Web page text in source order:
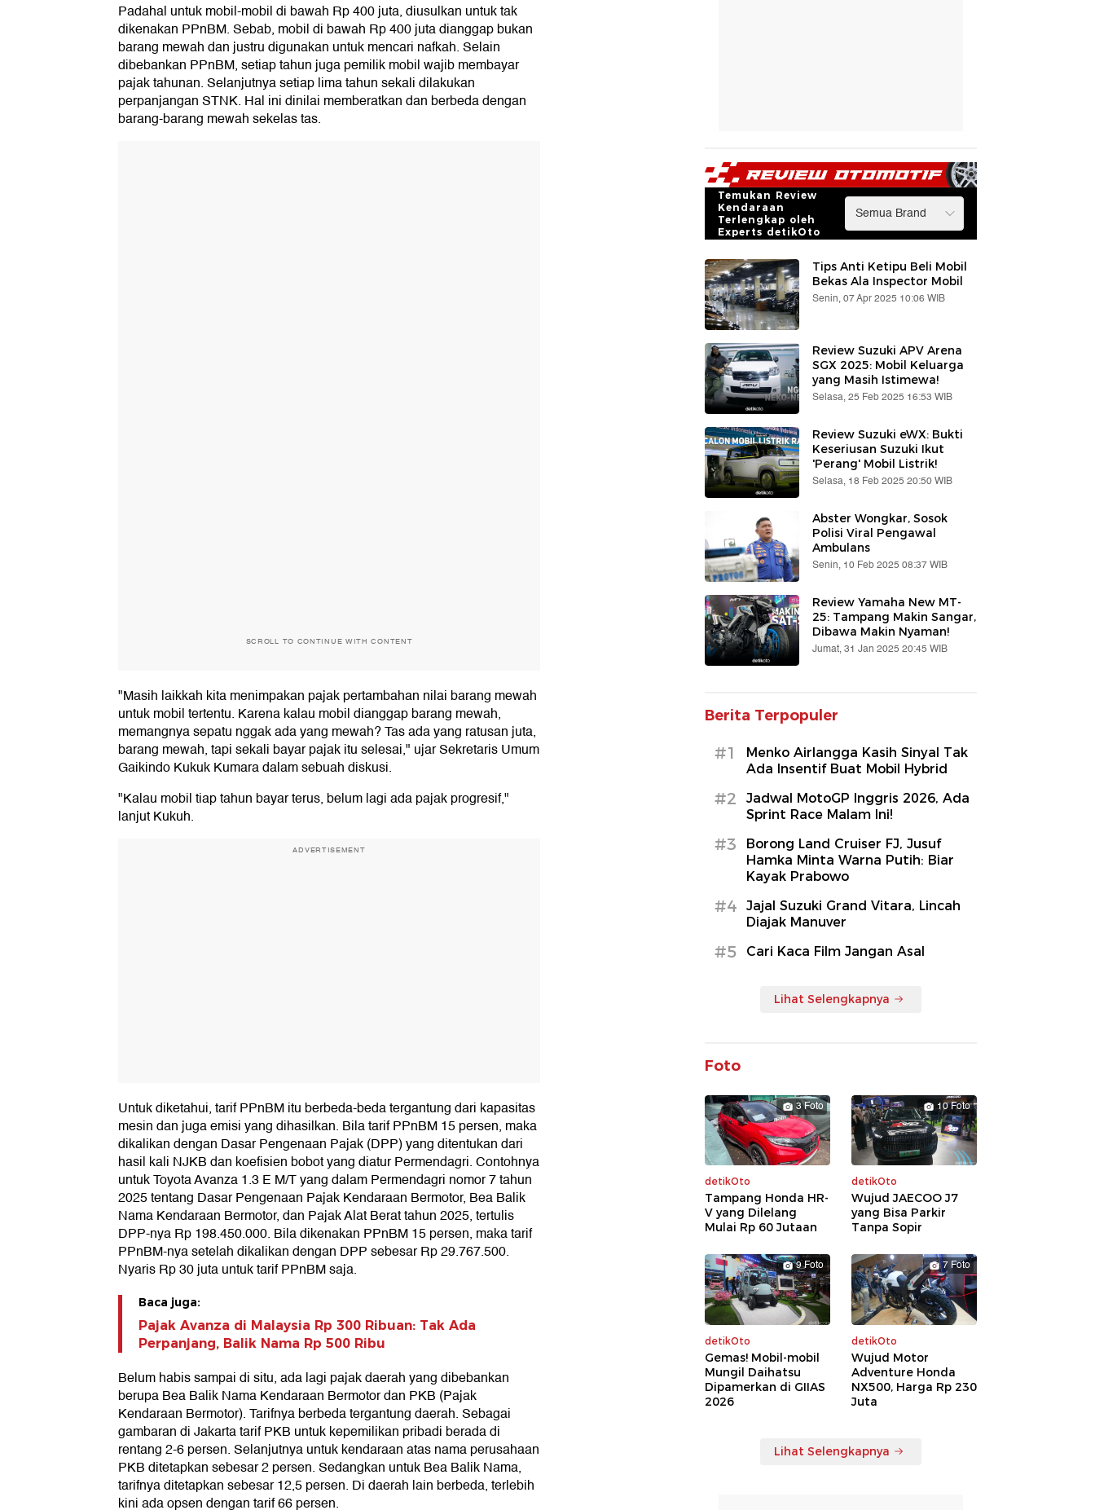
Padahal untuk mobil-mobil di bawah Rp 400 juta, diusulkan untuk tak
dikenakan PPnBM. Sebab, mobil di bawah Rp 400 juta dianggap bukan
barang mewah dan justru digunakan untuk mencari nafkah. Selain
dibebankan PPnBM, setiap tahun juga pemilik mobil wajib membayar
pajak tahunan. Selanjutnya setiap lima tahun sekali dilakukan
perpanjangan STNK. Hal ini dinilai memberatkan dan berbeda dengan
barang-barang mewah sekelas tas.
SCROLL TO CONTINUE WITH CONTENT
"Masih laikkah kita menimpakan pajak pertambahan nilai barang mewah
untuk mobil tertentu. Karena kalau mobil dianggap barang mewah,
memangnya sepatu nggak ada yang mewah? Tas ada yang ratusan juta,
barang mewah, tapi sekali bayar pajak itu selesai," ujar Sekretaris Umum
Gaikindo Kukuk Kumara dalam sebuah diskusi.
"Kalau mobil tiap tahun bayar terus, belum lagi ada pajak progresif,"
lanjut Kukuh.
ADVERTISEMENT
Untuk diketahui, tarif PPnBM itu berbeda-beda tergantung dari kapasitas
mesin dan juga emisi yang dihasilkan. Bila tarif PPnBM 15 persen, maka
dikalikan dengan Dasar Pengenaan Pajak (DPP) yang ditentukan dari
hasil kali NJKB dan koefisien bobot yang diatur Permendagri. Contohnya
untuk Toyota Avanza 1.3 E M/T yang dalam Permendagri nomor 7 tahun
2025 tentang Dasar Pengenaan Pajak Kendaraan Bermotor, Bea Balik
Nama Kendaraan Bermotor, dan Pajak Alat Berat tahun 2025, tertulis
DPP-nya Rp 198.450.000. Bila dikenakan PPnBM 15 persen, maka tarif
PPnBM-nya setelah dikalikan dengan DPP sebesar Rp 29.767.500.
Nyaris Rp 30 juta untuk tarif PPnBM saja.
Baca juga:
Pajak Avanza di Malaysia Rp 300 Ribuan: Tak Ada
Perpanjang, Balik Nama Rp 500 Ribu
Belum habis sampai di situ, ada lagi pajak daerah yang dibebankan
berupa Bea Balik Nama Kendaraan Bermotor dan PKB (Pajak
Kendaraan Bermotor). Tarifnya berbeda tergantung daerah. Sebagai
gambaran di Jakarta tarif PKB untuk kepemilikan pribadi berada di
rentang 2-6 persen. Selanjutnya untuk kendaraan atas nama perusahaan
PKB ditetapkan sebesar 2 persen. Sedangkan untuk Bea Balik Nama,
tarifnya ditetapkan sebesar 12,5 persen. Di daerah lain berbeda, terlebih
kini ada opsen dengan tarif 66 persen.
Temukan Review
Kendaraan
Terlengkap oleh
Experts detikOto
Tips Anti Ketipu Beli Mobil
Bekas Ala Inspector Mobil
Senin, 07 Apr 2025 10:06 WIB
Review Suzuki APV Arena
SGX 2025: Mobil Keluarga
yang Masih Istimewa!
Selasa, 25 Feb 2025 16:53 WIB
Review Suzuki eWX: Bukti
Keseriusan Suzuki Ikut
'Perang' Mobil Listrik!
Selasa, 18 Feb 2025 20:50 WIB
Abster Wongkar, Sosok
Polisi Viral Pengawal
Ambulans
Senin, 10 Feb 2025 08:37 WIB
Review Yamaha New MT-
25: Tampang Makin Sangar,
Dibawa Makin Nyaman!
Jumat, 31 Jan 2025 20:45 WIB
Berita Terpopuler
#1
Menko Airlangga Kasih Sinyal Tak
Ada Insentif Buat Mobil Hybrid
#2
Jadwal MotoGP Inggris 2026, Ada
Sprint Race Malam Ini!
#3
Borong Land Cruiser FJ, Jusuf
Hamka Minta Warna Putih: Biar
Kayak Prabowo
#4
Jajal Suzuki Grand Vitara, Lincah
Diajak Manuver
#5 Cari Kaca Film Jangan Asal
Lihat Selengkapnya
Foto
3 Foto
detikOto
Tampang Honda HR-
V yang Dilelang
Mulai Rp 60 Jutaan
10 Foto
detikOto
Wujud JAECOO J7
yang Bisa Parkir
Tanpa Sopir
9 Foto
detikOto
Gemas! Mobil-mobil
Mungil Daihatsu
Dipamerkan di GIIAS
2026
7 Foto
detikOto
Wujud Motor
Adventure Honda
NX500, Harga Rp 230
Juta
Lihat Selengkapnya